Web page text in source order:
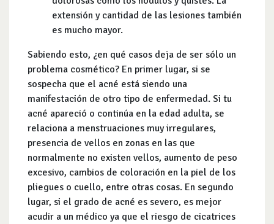
extensión y cantidad de las lesiones también
es mucho mayor.
Sabiendo esto, ¿en qué casos deja de ser sólo un
problema cosmético? En primer lugar, si se
sospecha que el acné está siendo una
manifestación de otro tipo de enfermedad. Si tu
acné apareció o continúa en la edad adulta, se
relaciona a menstruaciones muy irregulares,
presencia de vellos en zonas en las que
normalmente no existen vellos, aumento de peso
excesivo, cambios de coloración en la piel de los
pliegues o cuello, entre otras cosas. En segundo
lugar, si el grado de acné es severo, es mejor
acudir a un médico ya que el riesgo de cicatrices